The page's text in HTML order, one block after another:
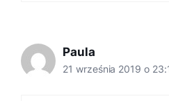
Paula
21 września 2019 o